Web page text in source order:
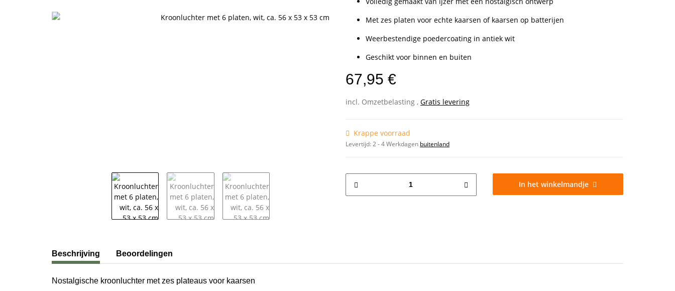
Met zes platen voor echte kaarsen of kaarsen op batterijen
Weerbestendige poedercoating in antiek wit
Geschikt voor binnen en buiten
67,95 €
incl. Omzetbelasting , Gratis levering
Krappe voorraad
Levertijd:2 - 4 Werkdagen buitenland
In het winkelmandje
#productDetails.showMoreTabs#
Beschrijving Beoordelingen
Nostalgische kroonluchter met zes plateaus voor kaarsen